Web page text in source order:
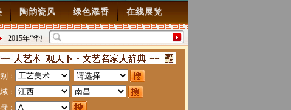
陶韵瓷风 绿色添香 在线展览
2015年“华夏雄风” 第五届中国风全国书画交流赛暨纪念抗
争胜利70周年书画展7月28日起征稿2015/7/28
：
：
：